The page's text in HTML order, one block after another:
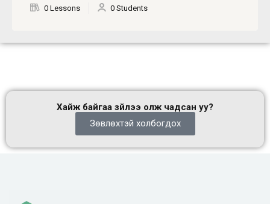
0 Lessons 0 Students
Хайж байгаа зүйлээ олж чадсан уу?
Зөвлөхтэй холбогдох